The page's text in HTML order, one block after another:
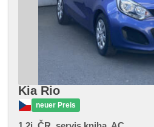
Kia Rio
neuer Preis